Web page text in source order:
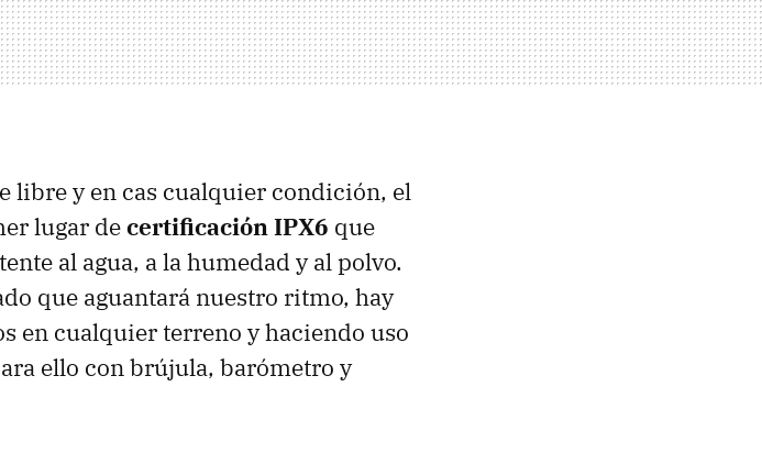
libre y en cas cualquier condición, el
lugar decertificación IPX6 que
al agua, a la humedad y al polvo.
que aguantará nuestro ritmo, hay
en cualquier terreno y haciendo uso
ello con brújula, barómetro y